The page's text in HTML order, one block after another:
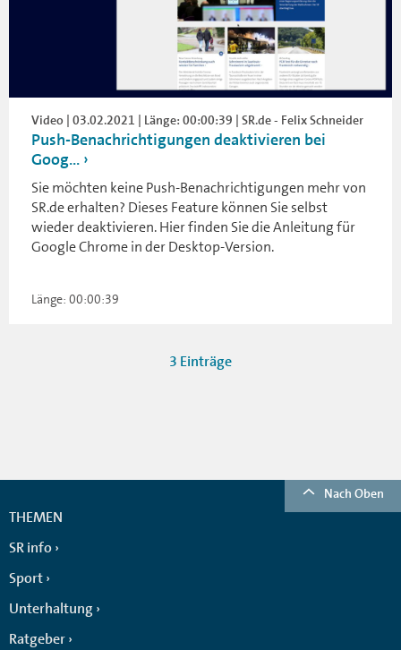
Video | 03.02.2021 | Länge: 00:00:39 | SR.de - Felix Schneider
Push-Benachrichtigungen deaktivieren bei
Goog...
Sie möchten keine Push-Benachrichtigungen mehr von
SR.de erhalten? Dieses Feature können Sie selbst
wieder deaktivieren. Hier finden Sie die Anleitung für
Google Chrome in der Desktop-Version.
Länge: 00:00:39
3 Einträge
Nach Oben
THEMEN
SR info
Sport
Unterhaltung
Ratgeber